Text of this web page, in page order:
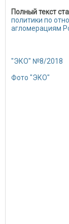
Полный текст
политики по
агломерациям
"ЭКО" №8/2018
Фото "ЭКО"